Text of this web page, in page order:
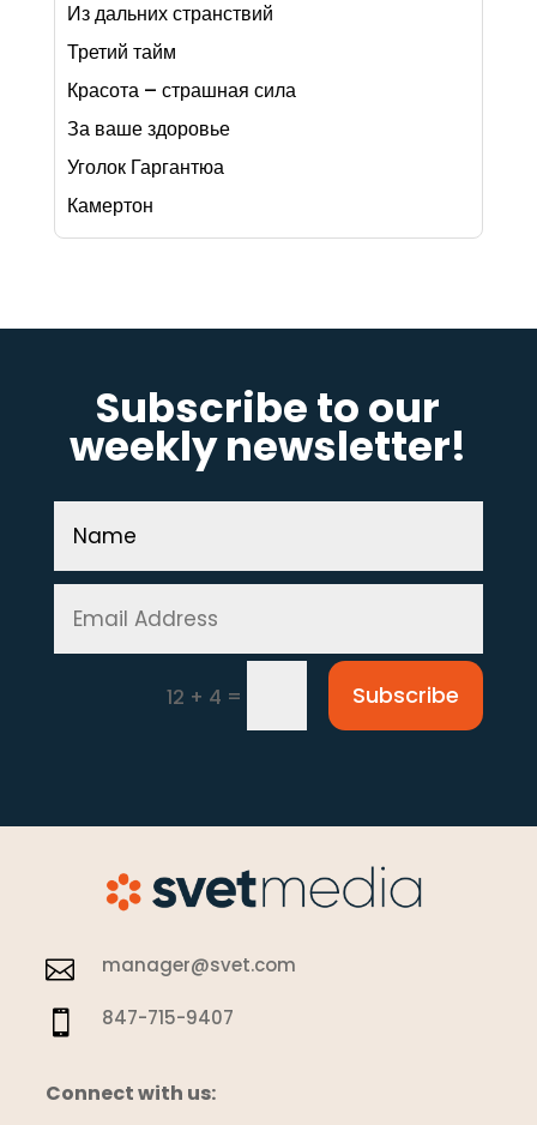
Из дальних странствий
Третий тайм
Красота – страшная сила
За ваше здоровье
Уголок Гаргантюа
Камертон
Subscribe to our
weekly newsletter!
12 + 4 = Subscribe
 manager@svet.com
 847-715-9407
Connect with us: